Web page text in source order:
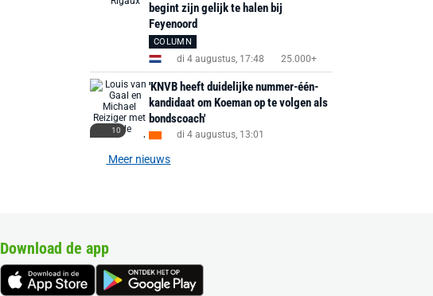
begint zijn gelijk te halen bij
Feyenoord
COLUMN
di 4 augustus, 17:48 25.000+
10
'KNVB heeft duidelijke nummer-één-
kandidaat om Koeman op te volgen als
bondscoach'
di 4 augustus, 13:01
Meer nieuws
Download de app